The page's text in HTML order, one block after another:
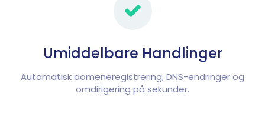
Umiddelbare Handlinger
Automatisk domeneregistrering, DNS-endringer og
omdirigering på sekunder.